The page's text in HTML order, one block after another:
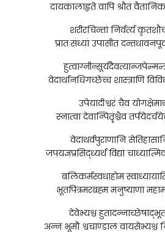
दायकालाहृते वापि श्रौतं
शरीरचिन्तां निर्वर्त्य
प्रातःसंध्यां उपासीत
वेदार्थानधिगच्छेच्च शास्त्राणि
उपेयादीश्वरं चैव
स्नात्वा देवान्पितॄंश्चैव
वेदाथर्वपुराणानि
जपयज्ञप्रसिद्ध्यर्थं विद्यां
बलिकर्मस्वधाहोम
भूतपित्रमरब्रह्म मनुष्याणां
देवेभ्यश्च
अन्नं भूमौ श्वचाण्डाल वायसेभ्यश्च